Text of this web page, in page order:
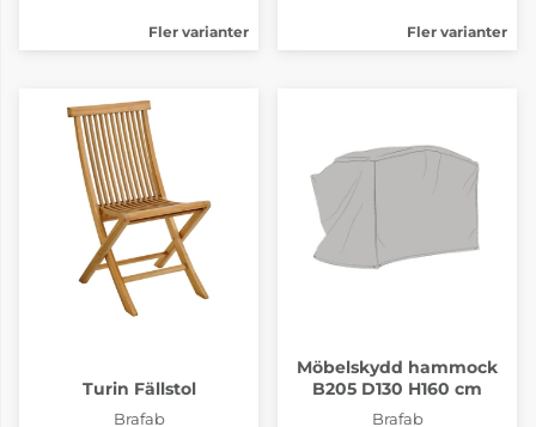
Fler varianter Fler varianter
Turin Fällstol
Brafab
Möbelskydd hammock
B205 D130 H160 cm
Brafab